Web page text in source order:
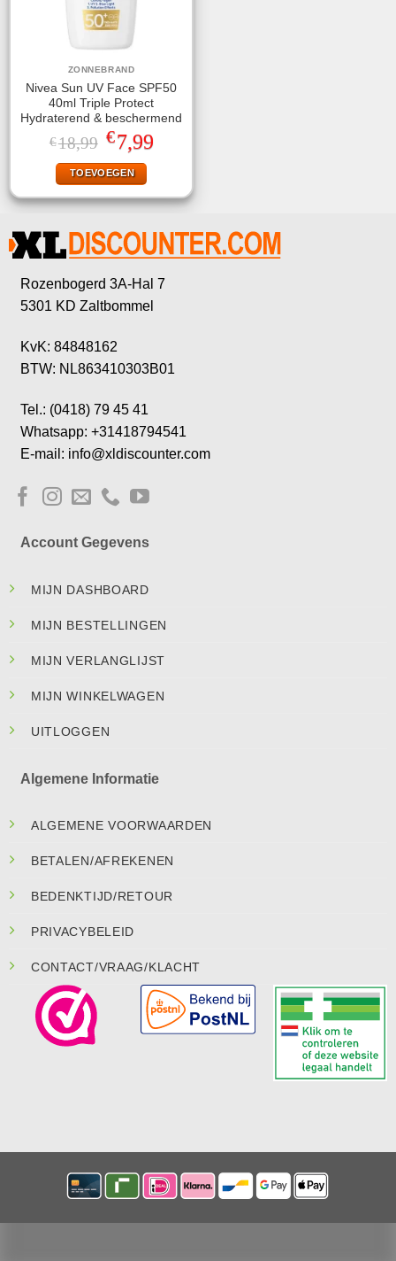
ZONNEBRAND
Nivea Sun UV Face SPF50
40ml Triple Protect
Hydraterend & beschermend
€18,99 Oorspronkelijke
prijs
was:
€18,99.
€7,99Huidige
prijs
TOEVOEGEN
Rozenbogerd 3A-Hal 7
5301 KD Zaltbommel
KvK: 84848162
BTW: NL863410303B01
Tel.: (0418) 79 45 41
Whatsapp: +31418794541
E-mail: info@xldiscounter.com
Account Gegevens
MIJN DASHBOARD
MIJN BESTELLINGEN
MIJN VERLANGLIJST
MIJN WINKELWAGEN
UITLOGGEN
Algemene Informatie
ALGEMENE VOORWAARDEN
BETALEN/AFREKENEN
BEDENKTIJD/RETOUR
PRIVACYBELEID
CONTACT/VRAAG/KLACHT